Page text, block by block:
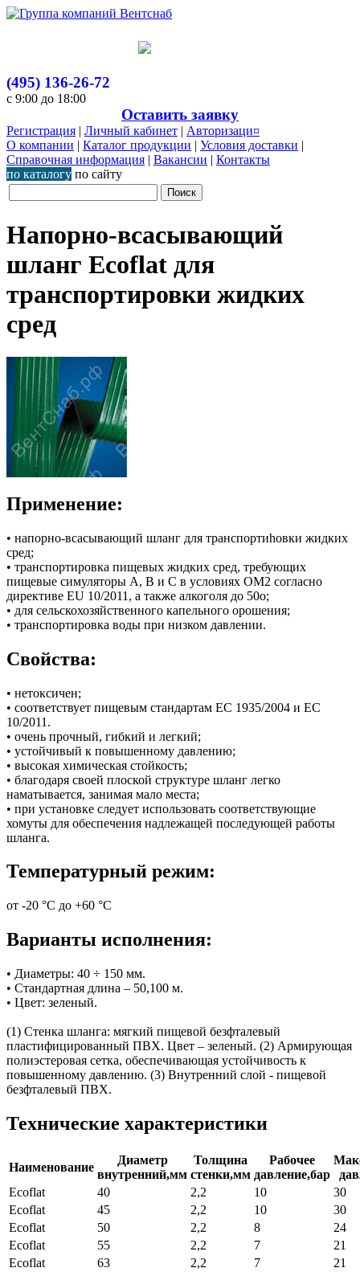
(495) 136-26-72
с 9:00 до 18:00
Оставить заявку
Регистрация | Личный кабинет | Авторизаци¤
О компании | Каталог продукции | Условия доставки |
Справочная информация | Вакансии | Контакты
по каталогу по сайту
Напорно-всасывающий
шланг Ecoflat для
транспортировки жидких
сред
Применение:
• напорно-всасывающий шланг для транспортиhовки жидких
сред;
• транспортировка пищевых жидких сред, требующих
пищевые симуляторы A, B и C в условиях OM2 согласно
директиве EU 10/2011, а также алкоголя до 50о;
• для сельскохозяйственного капельного орошения;
• транспортировка воды при низком давлении.
Свойства:
• нетоксичен;
• соответствует пищевым стандартам EC 1935/2004 и EC
10/2011.
• очень прочный, гибкий и легкий;
• устойчивый к повышенному давлению;
• высокая химическая стойкость;
• благодаря своей плоской структуре шланг легко
наматывается, занимая мало места;
• при установке следует использовать соответствующие
хомуты для обеспечения надлежащей последующей работы
шланга.
Температурный режим:
от -20 °C до +60 °C
Варианты исполнения:
• Диаметры: 40 ÷ 150 мм.
• Стандартная длина – 50,100 м.
• Цвет: зеленый.
(1) Стенка шланга: мягкий пищевой безфталевый
пластифицированный ПВХ. Цвет – зеленый. (2) Армирующая
полиэстеровая сетка, обеспечивающая устойчивость к
повышенному давлению. (3) Внутренний слой - пищевой
безфталевый ПВХ.
Технические характеристики
Наименование
Диаметр
внутренний,мм
Толщина
стенки,мм
Рабочее
давление,бар
Ecoflat
40 2,2 10
30
Ecoflat
45 2,2 10
30
Ecoflat
50 2,2 8
24
Ecoflat
55 2,2 7
21
Ecoflat
63 2,2 7
21